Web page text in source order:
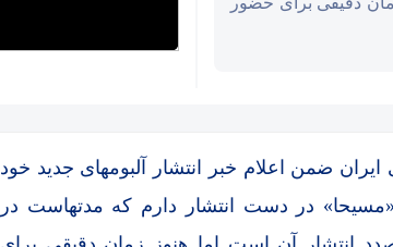
ضمن اعلام خبر انتشار آلبومهای جدید خود
در دست انتشار دارم که مدتهاست در